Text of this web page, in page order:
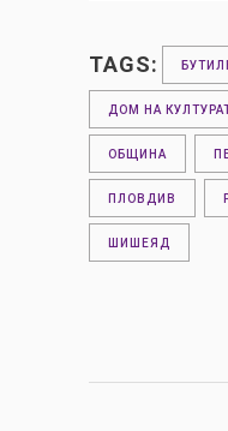
TAGS:
ДОМ НА
ОБЩИНА
ПЛОВДИВ
ШИШЕЯД